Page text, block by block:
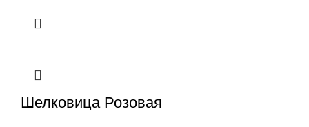
Шелковица Розовая